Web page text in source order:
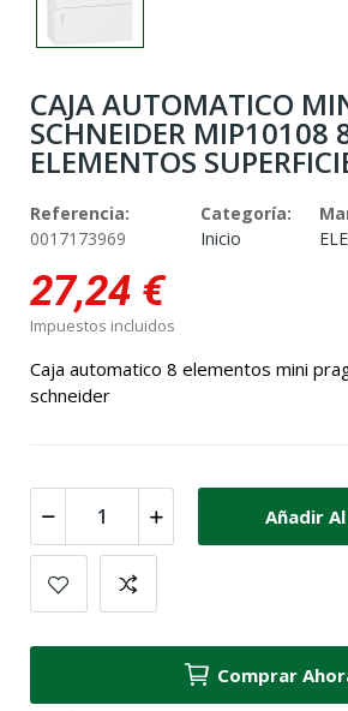
CAJA AUTOMATICO
SCHNEIDER MIP10108
ELEMENTOS
Referencia:
0017173969
Categoría:
Inicio
27,24 €
Impuestos incluidos
Caja automatico 8 elementos mini
schneider
Añadir
Comprar